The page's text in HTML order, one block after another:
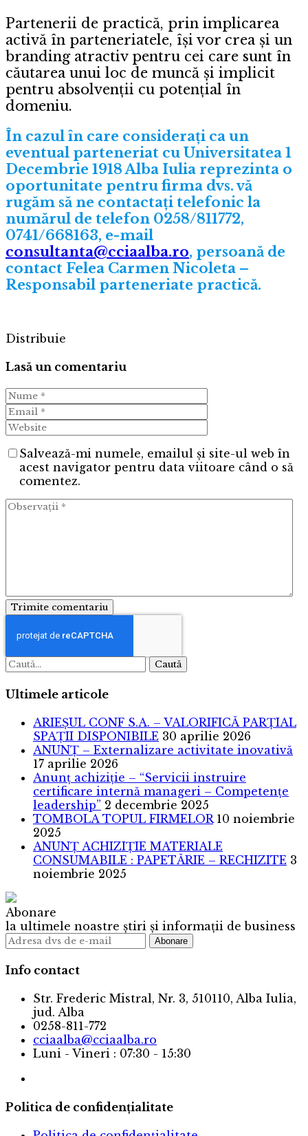
Partenerii de practică, prin implicarea
activă în parteneriatele, îşi vor crea și un
branding atractiv pentru cei care sunt în
căutarea unui loc de muncă şi implicit
pentru absolvenţii cu potenţial în
domeniu.
În cazul în care considerați ca un
eventual parteneriat cu Universitatea 1
Decembrie 1918 Alba Iulia reprezinta o
oportunitate pentru firma dvs. vă
rugăm să ne contactați telefonic la
numărul de telefon 0258/811772,
0741/668163, e-mail
consultanta@cciaalba.ro, persoană de
contact Felea Carmen Nicoleta –
Responsabil parteneriate practică.
Distribuie
Lasă un comentariu
Salvează-mi numele, emailul și site-ul web în
acest navigator pentru data viitoare când o să
comentez.
Trimite comentariu
Caută
Ultimele articole
ARIEȘUL CONF S.A. – VALORIFICĂ PARȚIAL
SPAȚII DISPONIBILE 30 aprilie 2026
ANUNȚ – Externalizare activitate inovativă
17 aprilie 2026
Anunț achiziție – “Servicii instruire
certificare internă manageri – Competențe
leadership” 2 decembrie 2025
TOMBOLA TOPUL FIRMELOR 10 noiembrie
2025
ANUNȚ ACHIZIȚIE MATERIALE
CONSUMABILE : PAPETĂRIE – RECHIZITE 3
noiembrie 2025
Abonare
la ultimele noastre știri și informații de business
Info contact
Str. Frederic Mistral, Nr. 3, 510110, Alba Iulia,
jud. Alba
0258-811-772
cciaalba@cciaalba.ro
Luni - Vineri : 07:30 - 15:30
Politica de confidențialitate